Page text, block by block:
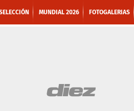
MUNDIAL 2026 FOTOGALERIAS